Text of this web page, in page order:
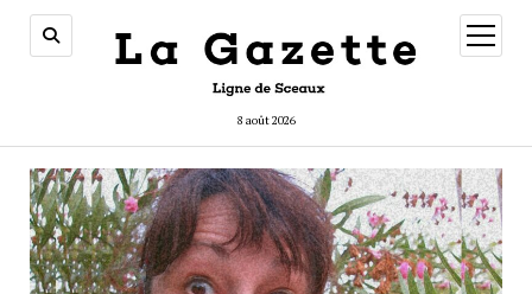
8 août 2026
ouvrir
menu